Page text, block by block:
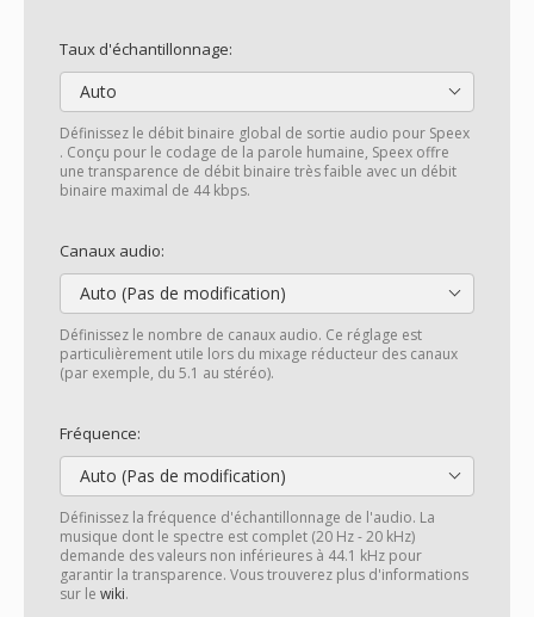
Taux d'échantillonnage:
Auto
Définissez le débit binaire global de sortie audio pour Speex
. Conçu pour le codage de la parole humaine, Speex offre
une transparence de débit binaire très faible avec un débit
binaire maximal de 44 kbps.
Canaux audio:
Auto (Pas de modification)
Définissez le nombre de canaux audio. Ce réglage est
particulièrement utile lors du mixage réducteur des canaux
(par exemple, du 5.1 au stéréo).
Fréquence:
Auto (Pas de modification)
Définissez la fréquence d'échantillonnage de l'audio. La
musique dont le spectre est complet (20 Hz - 20 kHz)
demande des valeurs non inférieures à 44.1 kHz pour
garantir la transparence. Vous trouverez plus d'informations
sur le wiki.